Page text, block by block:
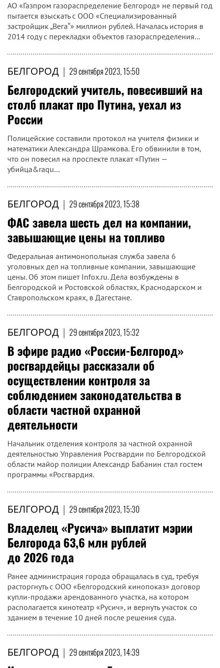
АО «Газпром газораспределение Белгород» не первый год
пытается взыскать с ООО «Специализированный
застройщик „Вега“» миллион рублей. Началась история в
2014 году с перекладки объектов газораспределения...
БЕЛГОРОД | 29 сентября 2023, 15:50
Белгородский учитель, повесивший на
столб плакат про Путина, уехал из
России
Полицейские составили протокол на учителя физики и
математики Александра Шрамкова. Его обвинили в том,
что он повесил на проспекте плакат «Путин —
убийца&raqu…
БЕЛГОРОД | 29 сентября 2023, 15:38
ФАС завела шесть дел на компании,
завышающие цены на топливо
Федеральная антимонопольная служба завела 6
уголовных дел на топливные компании, завышающие
цены. Об этом пишет Infox.ru. Дела возбуждены в
Белгородской и Ростовской областях, Краснодарском и
Ставропольском краях, в Дагестане.
БЕЛГОРОД | 29 сентября 2023, 15:32
В эфире радио «России-Белгород»
росгвардейцы рассказали об
осуществлении контроля за
соблюдением законодательства в
области частной охранной
деятельности
Начальник отделения контроля за частной охранной
деятельностью Управления Росгвардии по Белгородской
области майор полиции Александр Бабанин стал гостем
программы «Росгвардия.
БЕЛГОРОД | 29 сентября 2023, 15:30
Владелец «Русича» выплатит мэрии
Белгорода 63,6 млн рублей
до 2026 года
Ранее администрация города обращалась в суд, требуя
расторгнуть с ООО «Белгородский кинопоказ» договор
купли-продажи арендованного участка, на котором
располагается кинотеатр «Русич», и вернуть участок со
зданием в течение 10 дней после решения суда.
БЕЛГОРОД | 29 сентября 2023, 14:39